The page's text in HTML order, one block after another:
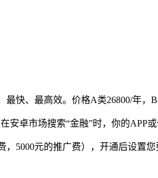
快、最高效。价格A类26800/年，B
卓市场搜索“金融”时，你的APP
5000元的推广费），开通后设置